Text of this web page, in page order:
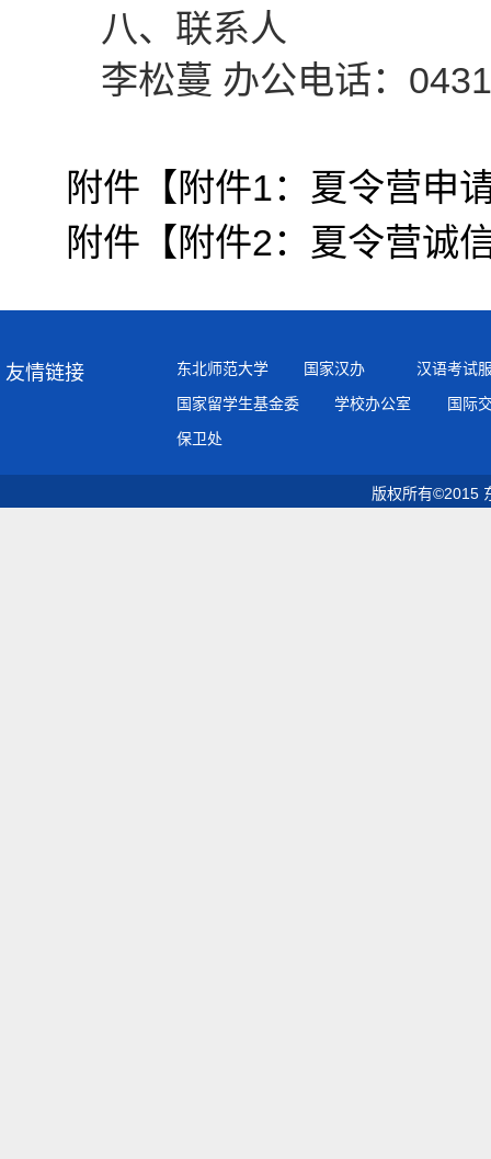
八、联系人
李松蔓 办公电话：
附件【 附件1：夏令营申
附件【 附件2：夏令营诚
友情链接 东北师范大学 国家汉办
汉语考试
国家留学生基金委
学校办公室
国际
保卫处
版权所有©2015